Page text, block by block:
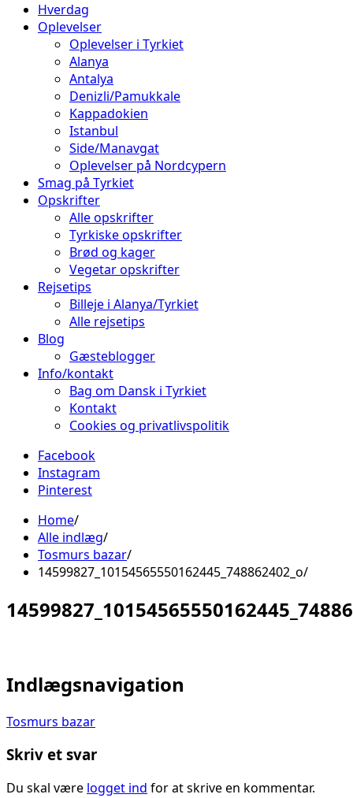
Hverdag
Oplevelser
Oplevelser i Tyrkiet
Alanya
Antalya
Denizli/Pamukkale
Kappadokien
Istanbul
Side/Manavgat
Oplevelser på Nordcypern
Smag på Tyrkiet
Opskrifter
Alle opskrifter
Tyrkiske opskrifter
Brød og kager
Vegetar opskrifter
Rejsetips
Billeje i Alanya/Tyrkiet
Alle rejsetips
Blog
Gæsteblogger
Info/kontakt
Bag om Dansk i Tyrkiet
Kontakt
Cookies og privatlivspolitik
Facebook
Instagram
Pinterest
Home
Alle indlæg
Tosmurs bazar
14599827_10154565550162445_748862402_o
Indlægsnavigation
Tosmurs bazar
Skriv et svar
Du skal være logget ind for at skrive en kommentar.